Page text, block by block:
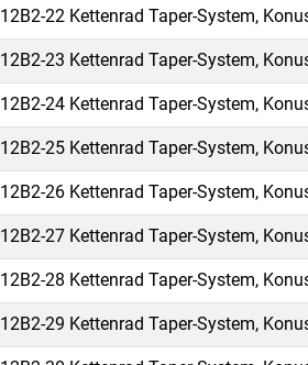
12B2-22 Kettenrad Taper-System,
12B2-23 Kettenrad Taper-System,
12B2-24 Kettenrad Taper-System,
12B2-25 Kettenrad Taper-System,
12B2-26 Kettenrad Taper-System,
12B2-27 Kettenrad Taper-System,
12B2-28 Kettenrad Taper-System,
12B2-29 Kettenrad Taper-System,